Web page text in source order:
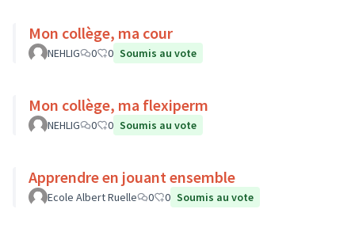
Mon collège, ma cour
NEHLIG 0 0 Soumis au vote
Mon collège, ma flexiperm
NEHLIG 0 0 Soumis au vote
Apprendre en jouant ensemble
Ecole Albert Ruelle 0 0 Soumis au vote